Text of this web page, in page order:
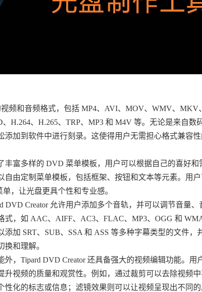
频和音频格式，包括 MP4、AVI、MOV、WMV、MKV
H.264、H.265、TRP、MP3 和 M4V 等。无论是来自数
添加到软件中进行刻录。这使得用户无需担心格式兼容
丰富多样的 DVD 菜单模板，用户可以根据自己的喜好
自由定制菜单模板，包括框架、按钮和文本等元素。用
，让光盘更具个性和专业感。
DVD Creator 允许用户添加多个音轨，并可以调节音量
式，如 AAC、AIFF、AC3、FLAC、MP3、OGG 和
加 SRT、SUB、SSA 和 ASS 等多种字幕类型的文件，
和理解。
，Tipard DVD Creator 还具备强大的视频编辑功能。用
升视频的质量和观赏性。例如，通过裁剪可以去除视频
化的标志或信息；滤镜效果则可以让视频呈现出不同的